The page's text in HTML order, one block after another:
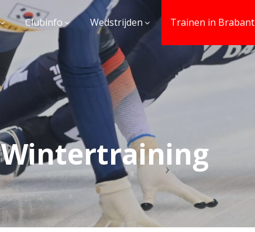
Clubinfo Wedstrijden Trainen in Brabant
Wintertraining